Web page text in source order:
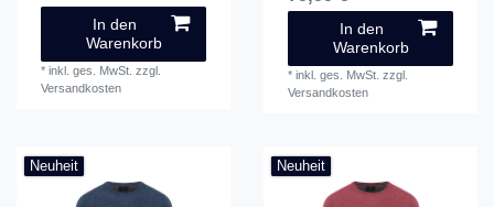
In den
Warenkorb
*inkl. ges. MwSt. zzgl.
Versandkosten
In den
Warenkorb
*inkl. ges. MwSt. zzgl.
Versandkosten
Neuheit Neuheit